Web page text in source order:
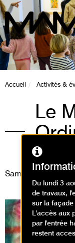
Accueil Activités &
Le
Samedi 13 juin 2015
Du lundi 3
de travaux,
sur la
L'accès aux
par l'entrée
restent